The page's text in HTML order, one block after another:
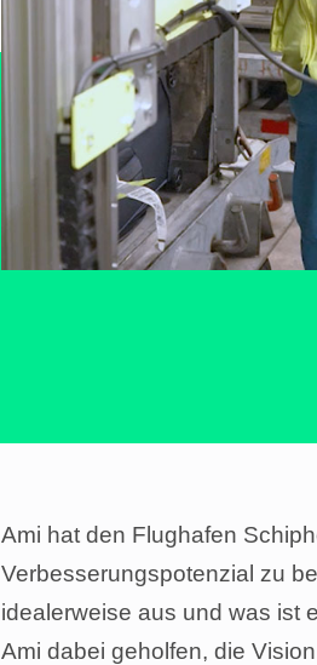
Ami hat den Flughafen
Verbesserungspotenzial zu
idealerweise aus und was ist
Ami dabei geholfen, die